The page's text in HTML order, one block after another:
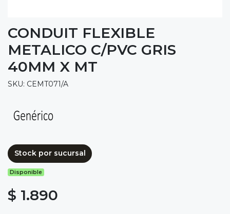
CONDUIT FLEXIBLE
METALICO C/PVC GRIS
40MM X MT
SKU: CEMT071/A
Stock por sucursal
Disponible
$ 1.890